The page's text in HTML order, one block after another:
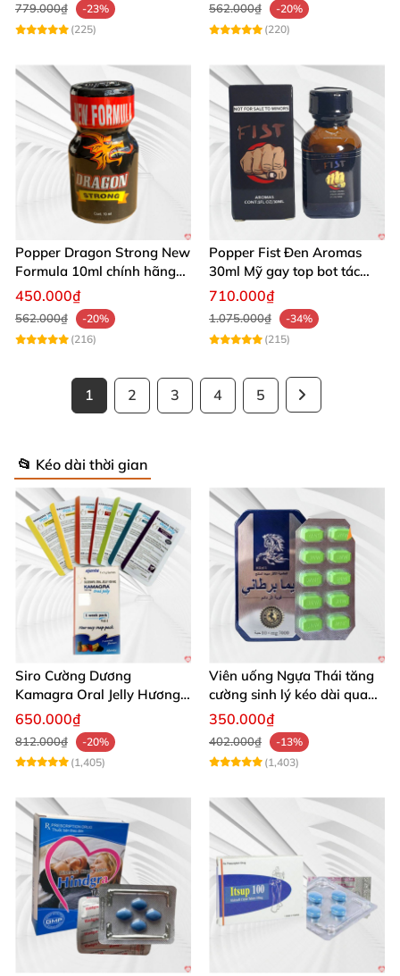
779.000₫
-23%
(225)
562.000₫
-20%
(220)
Popper Dragon Strong New
Formula 10ml chính hãng
Mỹ dành cho Top Bot
450.000₫
562.000₫
-20%
(216)
Popper Fist Đen Aromas
30ml Mỹ gay top bot tác
dụng mạnh
710.000₫
1.075.000₫
-34%
(215)
1 2 3 4 5
📂 Kéo dài thời gian
Siro Cường Dương
Kamagra Oral Jelly Hương
Trái Cây Một Hộp 7 Gói
650.000₫
812.000₫
-20%
(1,405)
Viên uống Ngựa Thái tăng
cường sinh lý kéo dài quan
hệ
350.000₫
402.000₫
-13%
(1,403)